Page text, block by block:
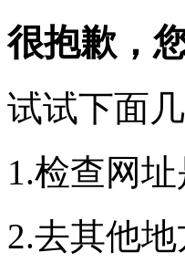
很抱歉，
试试下面
1.检查网
2.去其他地